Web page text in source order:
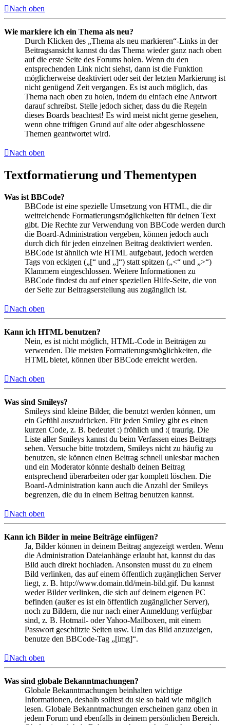
Nach oben
Wie markiere ich ein Thema als neu?
Durch Klicken des „Thema als neu markieren“-Links in der
Beitragsansicht kannst du das Thema wieder ganz nach oben
auf die erste Seite des Forums holen. Wenn du den
entsprechenden Link nicht siehst, dann ist die Funktion
möglicherweise deaktiviert oder seit der letzten Markierung ist
nicht genügend Zeit vergangen. Es ist auch möglich, das
Thema nach oben zu holen, indem du einfach eine Antwort
darauf schreibst. Stelle jedoch sicher, dass du die Regeln
dieses Boards beachtest! Es wird meist nicht gerne gesehen,
wenn ohne triftigen Grund auf alte oder abgeschlossene
Themen geantwortet wird.
Nach oben
Textformatierung und Thementypen
Was ist BBCode?
BBCode ist eine spezielle Umsetzung von HTML, die dir
weitreichende Formatierungsmöglichkeiten für deinen Text
gibt. Die Rechte zur Verwendung von BBCode werden durch
die Board-Administration vergeben, können jedoch auch
durch dich für jeden einzelnen Beitrag deaktiviert werden.
BBCode ist ähnlich wie HTML aufgebaut, jedoch werden
Tags von eckigen („[“ und „]“) statt spitzen („<“ und „>“)
Klammern eingeschlossen. Weitere Informationen zu
BBCode findest du auf einer speziellen Hilfe-Seite, die von
der Seite zur Beitragserstellung aus zugänglich ist.
Nach oben
Kann ich HTML benutzen?
Nein, es ist nicht möglich, HTML-Code in Beiträgen zu
verwenden. Die meisten Formatierungsmöglichkeiten, die
HTML bietet, können über BBCode erreicht werden.
Nach oben
Was sind Smileys?
Smileys sind kleine Bilder, die benutzt werden können, um
ein Gefühl auszudrücken. Für jeden Smiley gibt es einen
kurzen Code, z. B. bedeutet :) fröhlich und :( traurig. Die
Liste aller Smileys kannst du beim Verfassen eines Beitrags
sehen. Versuche bitte trotzdem, Smileys nicht zu häufig zu
benutzen, sie können einen Beitrag schnell unlesbar machen
und ein Moderator könnte deshalb deinen Beitrag
entsprechend überarbeiten oder gar komplett löschen. Die
Board-Administration kann auch die Anzahl der Smileys
begrenzen, die du in einem Beitrag benutzen kannst.
Nach oben
Kann ich Bilder in meine Beiträge einfügen?
Ja, Bilder können in deinem Beitrag angezeigt werden. Wenn
die Administration Dateianhänge erlaubt hat, kannst du das
Bild auch direkt hochladen. Ansonsten musst du zu einem
Bild verlinken, das auf einem öffentlich zugänglichen Server
liegt, z. B. http://www.domain.tld/mein-bild.gif. Du kannst
weder Bilder verlinken, die sich auf deinem eigenen PC
befinden (außer es ist ein öffentlich zugänglicher Server),
noch zu Bildern, die nur nach einer Anmeldung verfügbar
sind, z. B. Hotmail- oder Yahoo-Mailboxen, mit einem
Passwort geschützte Seiten usw. Um das Bild anzuzeigen,
benutze den BBCode-Tag „[img]“.
Nach oben
Was sind globale Bekanntmachungen?
Globale Bekanntmachungen beinhalten wichtige
Informationen, deshalb solltest du sie so bald wie möglich
lesen. Globale Bekanntmachungen erscheinen ganz oben in
jedem Forum und ebenfalls in deinem persönlichen Bereich.